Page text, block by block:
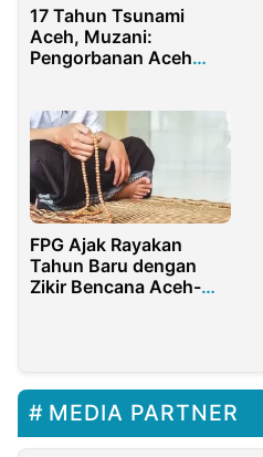
17 Tahun Tsunami
Aceh, Muzani:
Pengorbanan Aceh
FPG Ajak Rayakan
Tahun Baru dengan
Zikir Bencana Aceh-
MEDIA PARTNER